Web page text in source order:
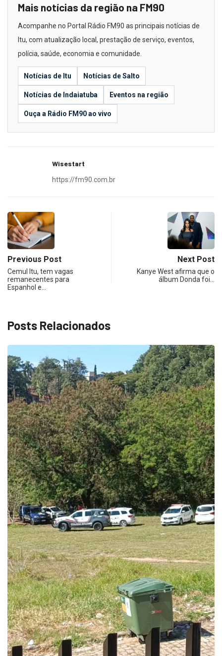
Mais notícias da região na FM90
Acompanhe no Portal Rádio FM90 as principais notícias de
Itu, com atualização local, prestação de serviço, eventos,
polícia, saúde, economia e comunidade.
Notícias de Itu Notícias de Salto
Notícias de Indaiatuba Eventos na região
Ouça a Rádio FM90 ao vivo
Wisestart
https://fm90.com.br
Previous Post
Cemul Itu, tem vagas
remanecentes para
Espanhol e…
Next Post
Kanye West afirma que o
álbum Donda foi…
Posts Relacionados